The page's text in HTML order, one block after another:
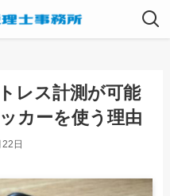
レス計測が可能
カーを使う理由
日